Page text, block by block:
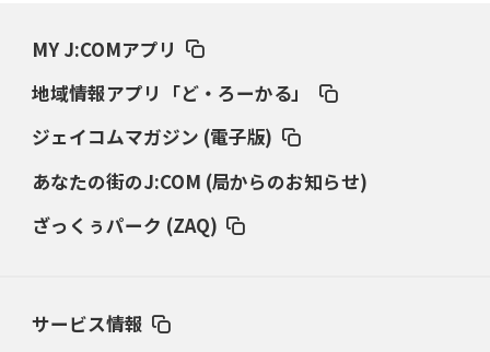
MY J:COMアプリ
地域情報アプリ「ど・ろーかる」
ジェイコムマガジン (電子版)
あなたの街のJ:COM (局からのお知らせ)
ざっくぅパーク (ZAQ)
サービス情報